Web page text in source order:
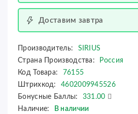
Производитель:
SIRIUS
Страна Производства:
Россия
Код Товара:
76155
Штрихкод:
4602009945526
Бонусные Баллы:
331.00
Наличие:
В наличии
Доставим завтра